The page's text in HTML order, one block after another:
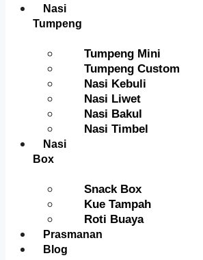
Nasi
Tumpeng
Tumpeng Mini
Tumpeng Custom
Nasi Kebuli
Nasi Liwet
Nasi Bakul
Nasi Timbel
Nasi
Box
Snack Box
Kue Tampah
Roti Buaya
Prasmanan
Blog